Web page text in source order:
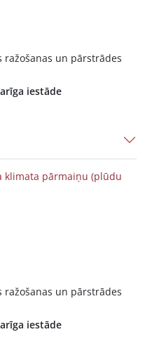
ražošanas un pārstrādes
iestāde
klimata pārmaiņu (plūdu
ražošanas un pārstrādes
iestāde